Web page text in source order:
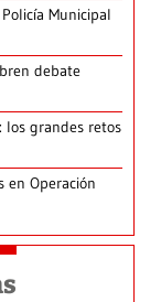
Municipal
debate
los grandes retos
Operación